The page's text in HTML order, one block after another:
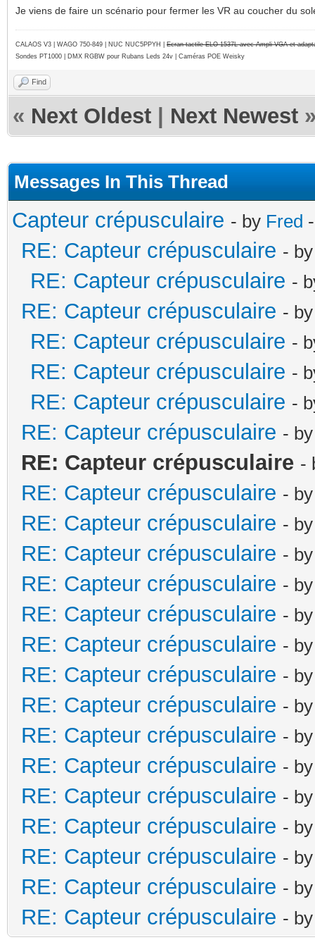
Je viens de faire un scénario pour fermer les VR au coucher du
CALAOS V3 | WAGO 750-849 | NUC NUC5PPYH
Ecran tactile ELO 1537L avec Ampli VGA et
Sondes PT1000 | DMX RGBW pour Rubans Leds 24v | Caméras POE Weisky
Find
« Next Oldest Next Newest
Messages In This Thread
Capteur crépusculaire - by Fred
RE: Capteur crépusculaire -
RE: Capteur crépusculaire -
RE: Capteur crépusculaire -
RE: Capteur crépusculaire -
RE: Capteur crépusculaire -
RE: Capteur crépusculaire -
RE: Capteur crépusculaire -
RE: Capteur crépusculaire -
RE: Capteur crépusculaire -
RE: Capteur crépusculaire -
RE: Capteur crépusculaire -
RE: Capteur crépusculaire -
RE: Capteur crépusculaire -
RE: Capteur crépusculaire -
RE: Capteur crépusculaire -
RE: Capteur crépusculaire -
RE: Capteur crépusculaire -
RE: Capteur crépusculaire -
RE: Capteur crépusculaire -
RE: Capteur crépusculaire -
RE: Capteur crépusculaire -
RE: Capteur crépusculaire -
RE: Capteur crépusculaire -